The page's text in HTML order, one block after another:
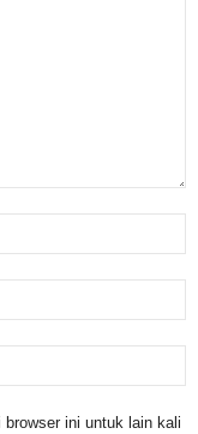
ini untuk lain kali